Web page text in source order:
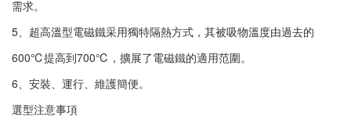
需求。
5、超高溫型電磁鐵采用獨特隔熱方式，其被吸物溫度由過去的
600℃提高到700℃，擴展了電磁鐵的適用范圍。
6、安裝、運行、維護簡便。
選型注意事項